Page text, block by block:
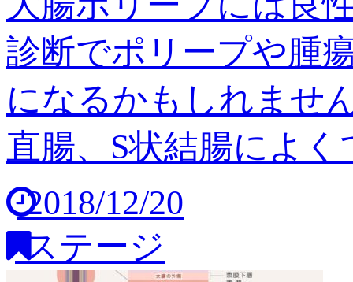
診断でポリープや腫
になるかもしれませ
直腸、S状結腸によ
2018/12/20
ステージ